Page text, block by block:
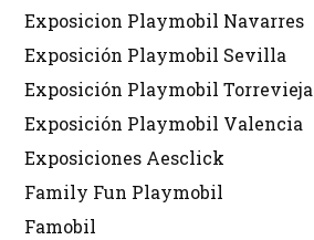
Exposicion Playmobil Navarres
Exposición Playmobil Sevilla
Exposición Playmobil Torrevieja
Exposición Playmobil Valencia
Exposiciones Aesclick
Family Fun Playmobil
Famobil